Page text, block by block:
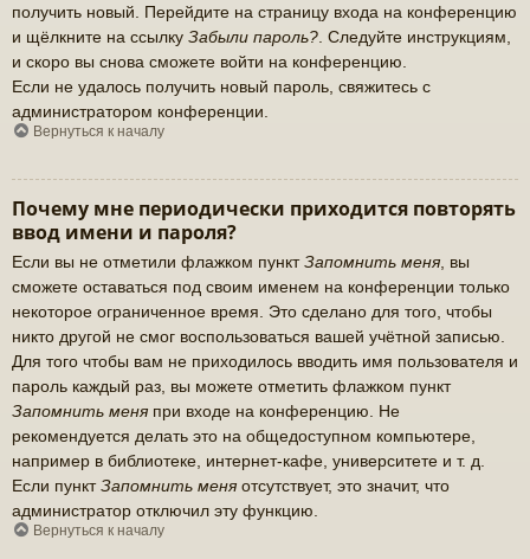
получить новый. Перейдите на страницу входа на конференцию
и щёлкните на ссылку Забыли пароль? . Следуйте инструкциям,
и скоро вы снова сможете войти на конференцию.
Если не удалось получить новый пароль, свяжитесь с
администратором конференции.
Вернуться к началу
Почему мне периодически приходится повторять
ввод имени и пароля?
Если вы не отметили флажком пунктЗапомнить меня , вы
сможете оставаться под своим именем на конференции только
некоторое ограниченное время. Это сделано для того, чтобы
никто другой не смог воспользоваться вашей учётной записью.
Для того чтобы вам не приходилось вводить имя пользователя и
пароль каждый раз, вы можете отметить флажком пункт
Запомнить меня при входе на конференцию. Не
рекомендуется делать это на общедоступном компьютере,
например в библиотеке, интернет-кафе, университете и т. д.
Если пунктЗапомнить меня отсутствует, это значит, что
администратор отключил эту функцию.
Вернуться к началу